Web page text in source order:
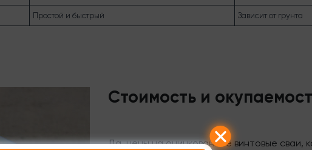
Простой и быстрый Зависит от грунта
Стоимость и
Да, цены на оцинкованные винтовые сваи,